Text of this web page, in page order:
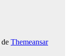
de Themeansar